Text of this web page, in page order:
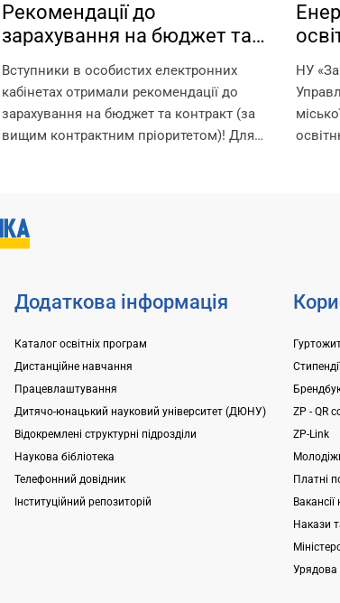
Рекомендації до
зарахування на бюджет та
контракт
Вступники в особистих електронних
кабінетах отримали рекомендації до
зарахування на бюджет та контракт (за
вищим контрактним пріоритетом)! Для
вибір місце...
НУ
Додаткова інформація
Каталог освітніх програм
Дистанційне навчання
Працевлаштування
Дитячо-юнацький науковий університет (ДЮНУ)
Відокремлені структурні підрозділи
Наукова бібліотека
Телефонний довідник
Інституційний репозиторій
ZP - QR
ZP-Link
Платні
Накази
Урядова